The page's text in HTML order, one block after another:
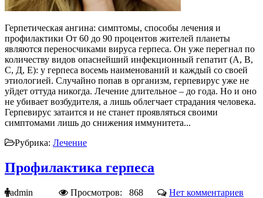
Герпетическая ангина: симптомы, способы лечения и
профилактики От 60 до 90 процентов жителей планеты
являются переносчиками вируса герпеса. Он уже перегнал по
количеству видов опаснейший инфекционный гепатит (А, В,
С, Д, Е): у герпеса восемь наименований и каждый со своей
этиологией. Случайно попав в организм, герпевирус уже не
уйдет оттуда никогда. Лечение длительное – до года. Но и оно
не убивает возбудителя, а лишь облегчает страдания человека.
Герпевирус затаится и не станет проявляться своими
симптомами лишь до снижения иммунитета...
Рубрика: Лечение
Профилактика герпеса
admin Просмотров: 868 Нет комментариев